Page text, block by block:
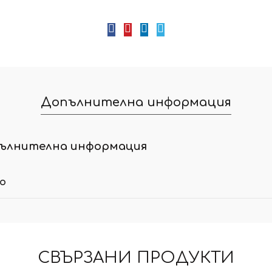
Допълнителна информация
информация
СВЪРЗАНИ ПРОДУКТИ